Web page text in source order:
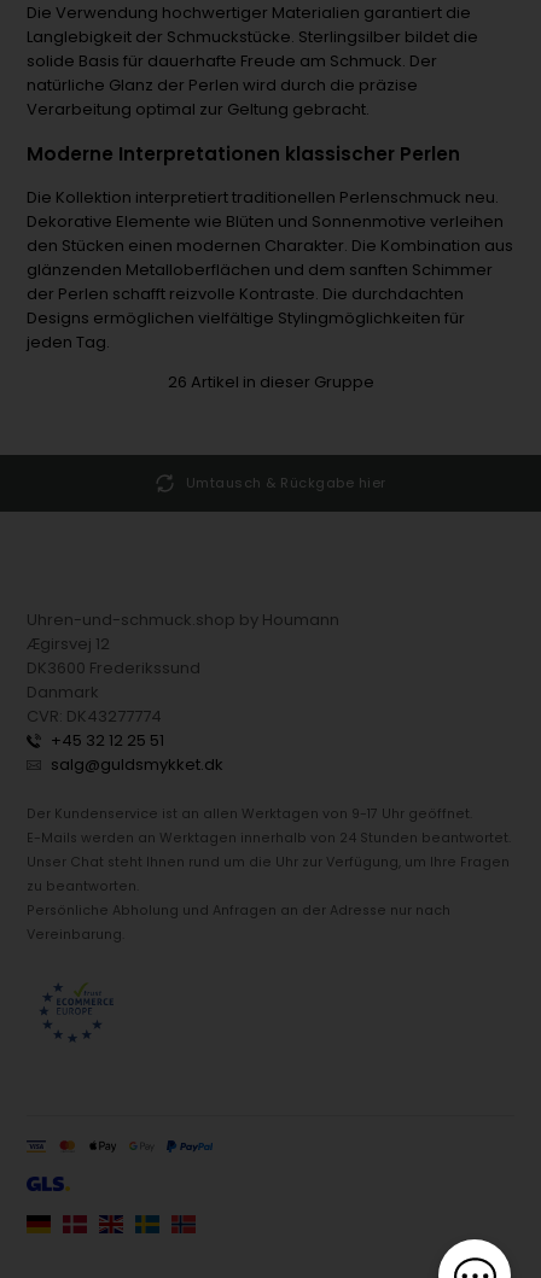
Die Verwendung hochwertiger Materialien garantiert die
Langlebigkeit der Schmuckstücke. Sterlingsilber bildet die
solide Basis für dauerhafte Freude am Schmuck. Der
natürliche Glanz der Perlen wird durch die präzise
Verarbeitung optimal zur Geltung gebracht.
Moderne Interpretationen klassischer Perlen
Die Kollektion interpretiert traditionellen Perlenschmuck neu.
Dekorative Elemente wie Blüten und Sonnenmotive verleihen
den Stücken einen modernen Charakter. Die Kombination aus
glänzenden Metalloberflächen und dem sanften Schimmer
der Perlen schafft reizvolle Kontraste. Die durchdachten
Designs ermöglichen vielfältige Stylingmöglichkeiten für
jeden Tag.
26 Artikel in dieser Gruppe
Umtausch & Rückgabe hier
Uhren-und-schmuck.shop by Houmann
Ægirsvej 12
DK3600 Frederikssund
Danmark
CVR: DK43277774
+45 32 12 25 51
salg@guldsmykket.dk
Der Kundenservice ist an allen Werktagen von 9-17 Uhr geöffnet.
E-Mails werden an Werktagen innerhalb von 24 Stunden beantwortet.
Unser Chat steht Ihnen rund um die Uhr zur Verfügung, um Ihre Fragen
zu beantworten.
Persönliche Abholung und Anfragen an der Adresse nur nach
Vereinbarung.